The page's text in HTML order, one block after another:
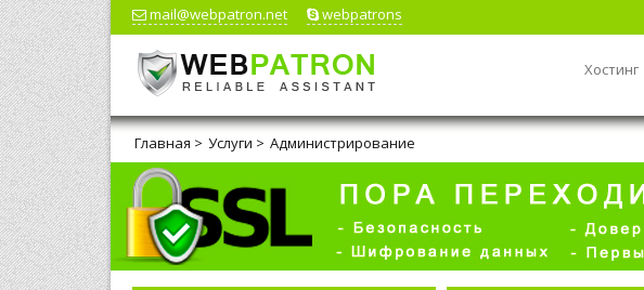
mail@webpatron.net webpatrons
Хостинг
Главная > Услуги > Администрирование